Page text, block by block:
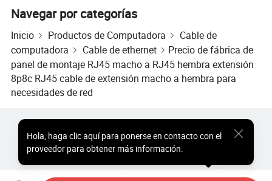
entrega a tiempo.
5)producción de primera clase para asegurar, equipos
de inspección avanzados y proporcionar la educación
y capacitación necesarias a todo el personal. De
acuerdo con estas acciones para elevar el nivel de
control de calidad y garantía de producto y producción.
PREGUNTAS FRECUENTES
Navegar por categorías
Inicio Productos de Computadora
Cable de
computadora
Cable de ethernet
Precio de fábrica de
panel de montaje RJ45 macho a RJ45 hembra extensión
8p8c RJ45 cable de extensión macho a hembra para
necesidades de red
Hola, haga clic aquí para ponerse en contacto con el
proveedor para obtener más información.
Precio de Productos Populares
Productos Populares al por Mayor
Comprador de Estrella
Sobre
Acuerdo de Usuario Política de Privacidad Contacto